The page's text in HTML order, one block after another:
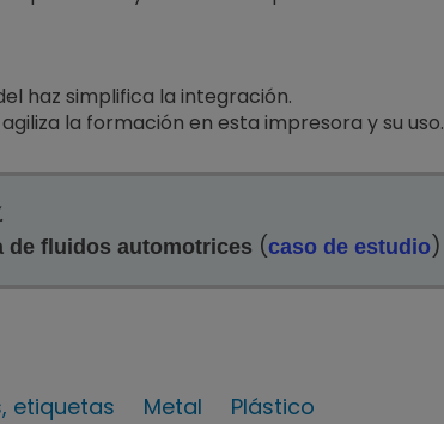
haz simplifica la integración.
la formación en esta impresora y su uso.
de fluidos automotrices (caso de estudio)
etiquetas Metal Plástico